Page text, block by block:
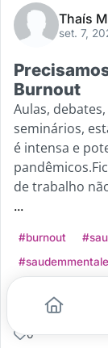
Thaís
set. 7,
Burnout
Aulas,
seminários,
é intensa e
de trabalho
...
#burnout
Leia mais
0